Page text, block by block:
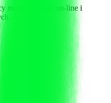
mogą zarabiać on-line i